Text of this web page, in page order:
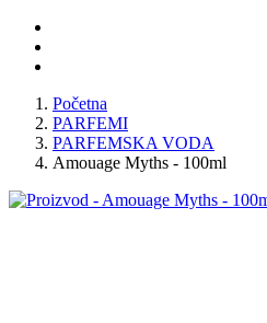
Početna
PARFEMI
PARFEMSKA VODA
Amouage Myths - 100ml